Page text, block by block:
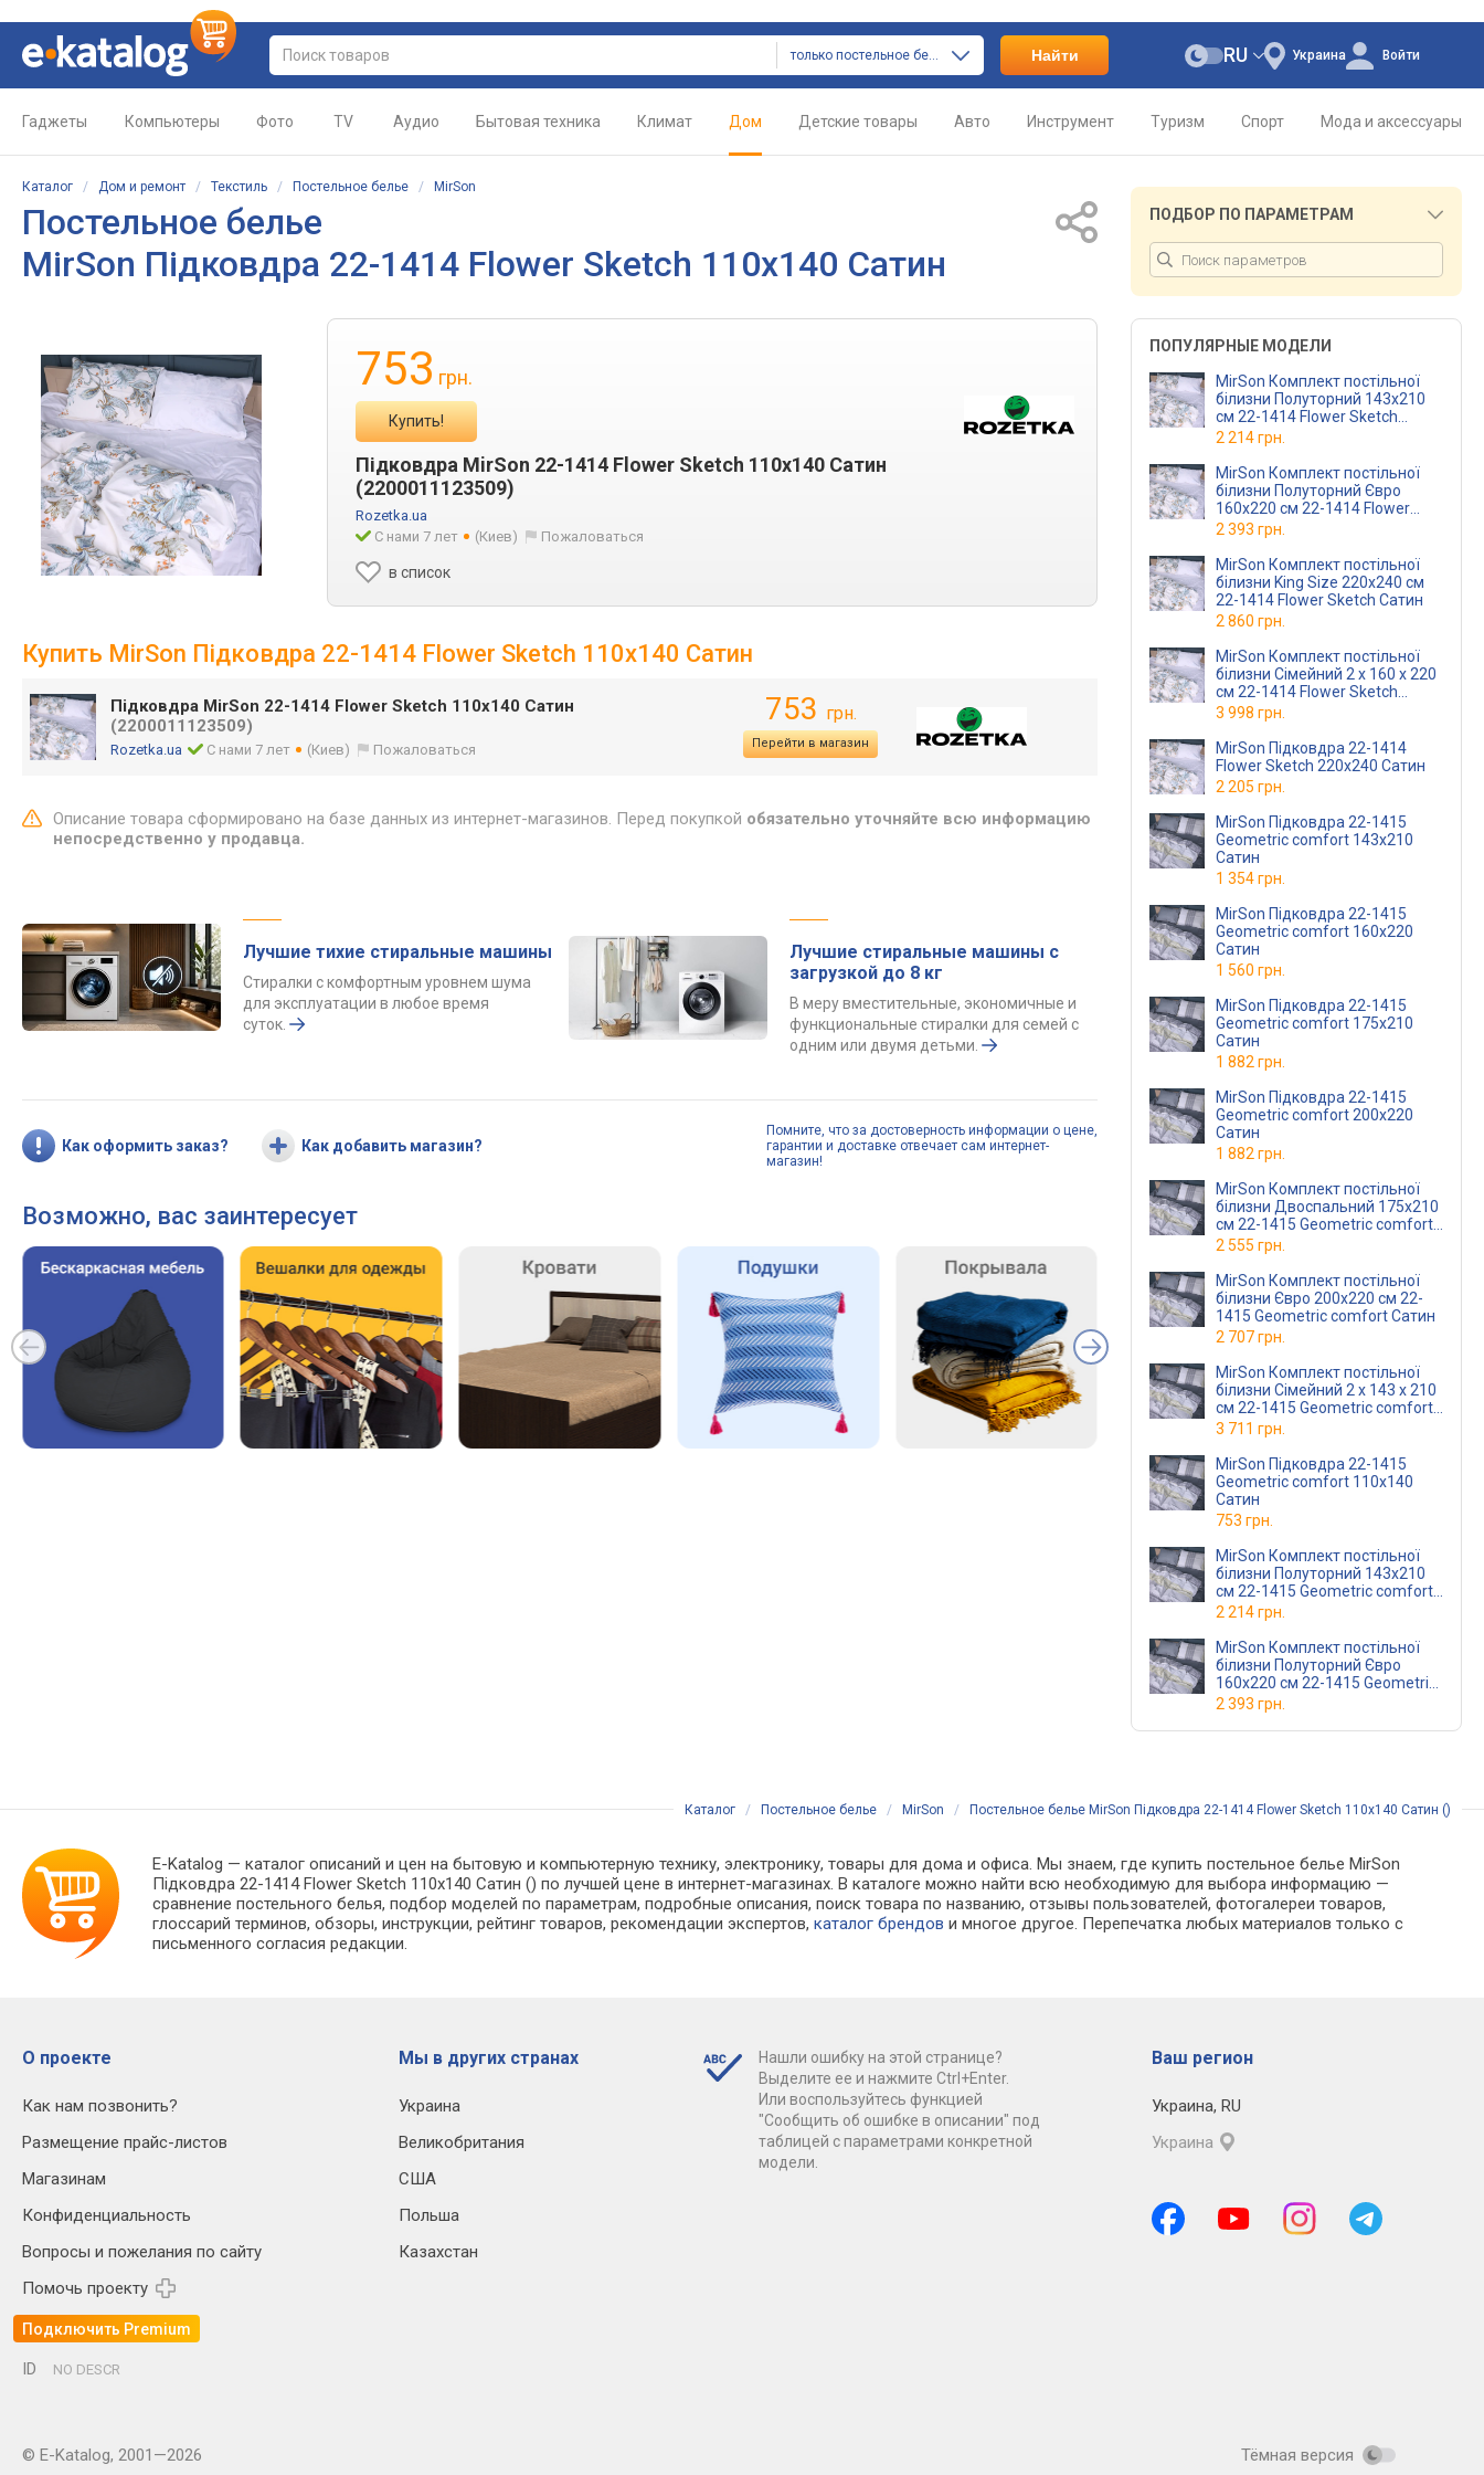
только постельное белье Найти Украина
RU Войти
Гаджеты Компьютеры Фото TV Аудио Бытовая техника Климат Дом Детские товары Авто Инструмент Туризм Спорт Мода и аксессуары
Каталог / Дом и ремонт / Текстиль / Постельное белье / MirSon
Постельное белье
MirSon Підковдра 22-1414 Flower Sketch 110х140 Сатин
753 грн.
Купить!
Підковдра MirSon 22-1414 Flower Sketch 110х140 Сатин
(2200011123509)
Rozetka.ua
С нами 7 лет
(Киев) Пожаловаться
в список
Купить MirSon Підковдра 22-1414 Flower Sketch 110х140 Сатин
Підковдра MirSon 22-1414 Flower Sketch 110х140 Сатин
(2200011123509)
Rozetka.ua С нами 7 лет (Киев) Пожаловаться
753 грн.
Перейти в магазин
Описание товара сформировано на базе данных из интернет-магазинов. Перед покупкой обязательно уточняйте всю информацию
непосредственно у продавца.
Лучшие тихие стиральные машины
Стиралки с комфортным уровнем шума
для эксплуатации в любое время
суток.
Лучшие стиральные машины с
загрузкой до 8 кг
В меру вместительные, экономичные и
функциональные стиралки для семей с
одним или двумя детьми.
Как оформить заказ? Как добавить магазин?
Помните, что за достоверность информации о цене,
гарантии и доставке отвечает сам интернет-
магазин!
Возможно, вас заинтересует
ПОДБОР ПО ПАРАМЕТРАМ
ПОПУЛЯРНЫЕ МОДЕЛИ
MirSon Комплект постільної
білизни Полуторний 143х210
см 22-1414 Flower Sketch
Сатин
2 214 грн.
MirSon Комплект постільної
білизни Полуторний Євро
160х220 см 22-1414 Flower
Sketch Сатин
2 393 грн.
MirSon Комплект постільної
білизни King Size 220х240 см
22-1414 Flower Sketch Сатин
2 860 грн.
MirSon Комплект постільної
білизни Сімейний 2 x 160 x 220
см 22-1414 Flower Sketch
Сатин
3 998 грн.
MirSon Підковдра 22-1414
Flower Sketch 220х240 Сатин
2 205 грн.
MirSon Підковдра 22-1415
Geometric comfort 143х210
Сатин
1 354 грн.
MirSon Підковдра 22-1415
Geometric comfort 160х220
Сатин
1 560 грн.
MirSon Підковдра 22-1415
Geometric comfort 175х210
Сатин
1 882 грн.
MirSon Підковдра 22-1415
Geometric comfort 200х220
Сатин
1 882 грн.
MirSon Комплект постільної
білизни Двоспальний 175х210
см 22-1415 Geometric comfort
Сатин
2 555 грн.
MirSon Комплект постільної
білизни Євро 200х220 см 22-
1415 Geometric comfort Сатин
2 707 грн.
MirSon Комплект постільної
білизни Сімейний 2 x 143 x 210
см 22-1415 Geometric comfort
Сатин
3 711 грн.
MirSon Підковдра 22-1415
Geometric comfort 110х140
Сатин
753 грн.
MirSon Комплект постільної
білизни Полуторний 143х210
см 22-1415 Geometric comfort
Сатин
2 214 грн.
MirSon Комплект постільної
білизни Полуторний Євро
160х220 см 22-1415 Geometric
comfort Сатин
2 393 грн.
Каталог / Постельное белье / MirSon / Постельное белье MirSon Підковдра 22-1414 Flower Sketch 110х140 Сатин ()
E-Katalog — каталог описаний и цен на бытовую и компьютерную технику, электронику, товары для дома и офиса. Мы знаем, где купить постельное белье MirSon
Підковдра 22-1414 Flower Sketch 110х140 Сатин () по лучшей цене в интернет-магазинах. В каталоге можно найти всю необходимую для выбора информацию —
сравнение постельного белья, подбор моделей по параметрам, подробные описания, поиск товара по названию, отзывы пользователей, фотогалереи товаров,
глоссарий терминов, обзоры, инструкции, рейтинг товаров, рекомендации экспертов,каталог брендов и многое другое. Перепечатка любых материалов только с
письменного согласия редакции.
О проекте
Как нам позвонить?
Размещение прайс-листов
Магазинам
Конфиденциальность
Вопросы и пожелания по сайту
Помочь проекту
Подключить Premium
Мы в других странах
Украина
Великобритания
США
Польша
Казахстан
Нашли ошибку на этой странице?
Выделите ее и нажмите Ctrl+Enter.
Или воспользуйтесь функцией
"Сообщить об ошибке в описании" под
таблицей с параметрами конкретной
модели.
Ваш регион
Украина, RU
Украина
ID NO DESCR
© E-Katalog, 2001—2026 Тёмная версия